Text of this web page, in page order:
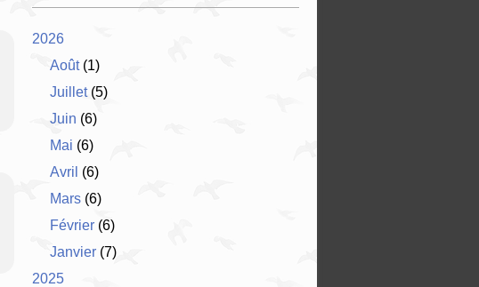
2026
Août(1)
Juillet(5)
Juin (6)
Mai (6)
Avril (6)
Mars (6)
Février (6)
Janvier (7)
2025